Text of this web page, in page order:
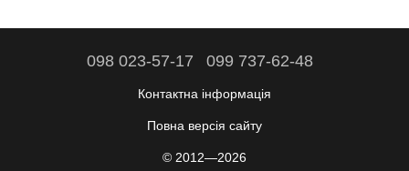
098 023-57-17 099 737-62-48
Контактна інформація
Повна версія сайту
© 2012—2026